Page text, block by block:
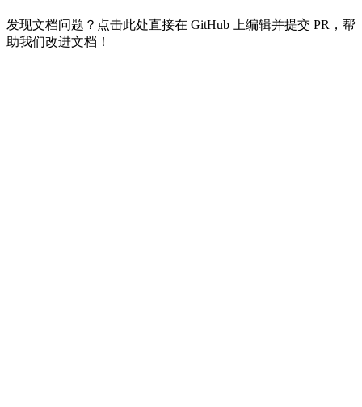
发现文档问题？点击此处直接在 GitHub 上编辑并提交 PR，帮
助我们改进文档！